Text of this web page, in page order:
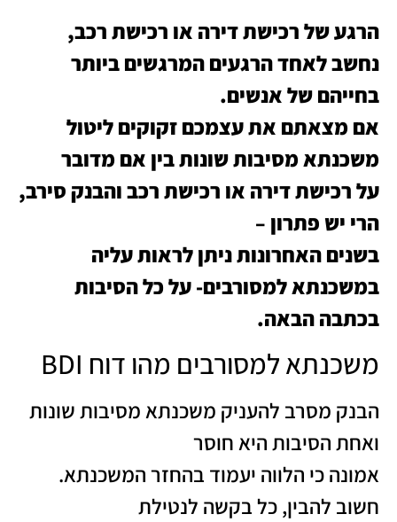
הרגע של רכישת דירה או רכישת רכב,
נחשב לאחד הרגעים המרגשים ביותר
בחייהם של אנשים.
אם מצאתם את עצמכם זקוקים ליטול
משכנתא מסיבות שונות בין אם מדובר
על רכישת דירה או רכישת רכב והבנק סירב,
הרי יש פתרון –
בשנים האחרונות ניתן לראות עליה
במשכנתא למסורבים- על כל הסיבות
בכתבה הבאה.
משכנתא למסורבים מהו דוח BDI
הבנק מסרב להעניק משכנתא מסיבות שונות
ואחת הסיבות היא חוסר
אמונה כי הלווה יעמוד בהחזר המשכנתא.
חשוב להבין, כל בקשה לנטילת